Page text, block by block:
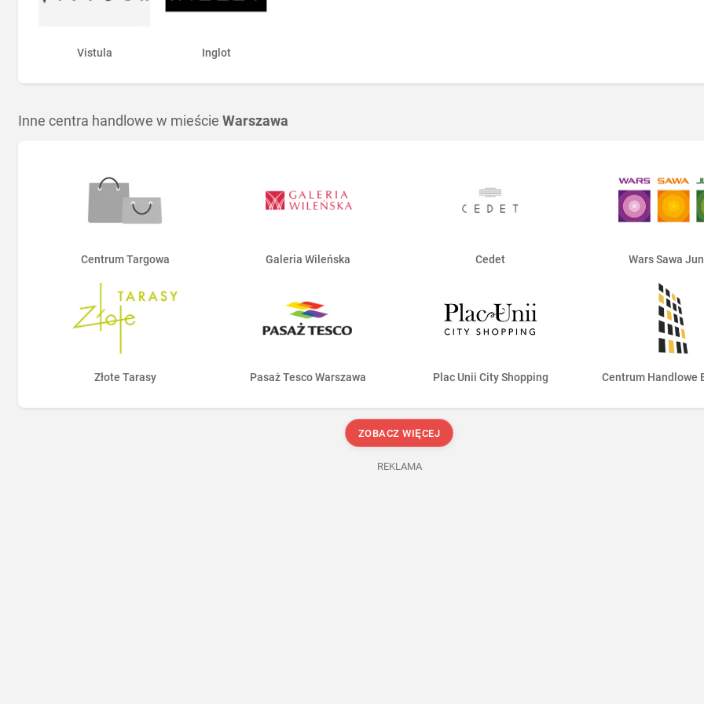
Vistula Inglot
Inne centra handlowe w mieście Warszawa
Centrum Targowa Galeria Wileńska Cedet Wars Sawa
Złote Tarasy Pasaż Tesco Warszawa Plac Unii City Shopping Centrum Handlowe
ZOBACZ WIĘCEJ
REKLAMA